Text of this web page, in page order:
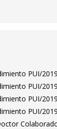
PUI/
PUI/
PUI/
PUI/